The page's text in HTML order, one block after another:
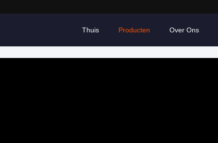
Thuis Producten Over Ons